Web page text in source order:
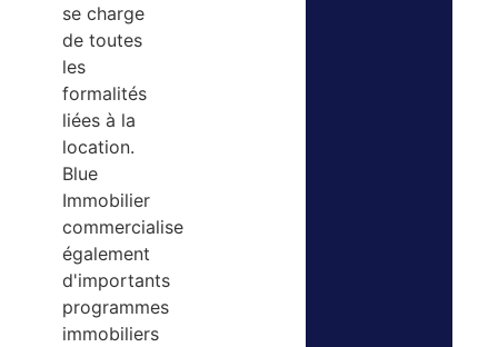
se charge
de toutes
les
formalités
liées à la
location.
Blue
Immobilier
commercialise
également
d'importants
programmes
immobiliers